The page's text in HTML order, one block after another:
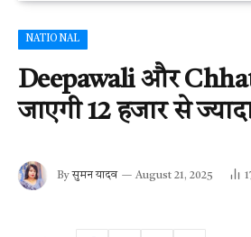
NATIONAL
Deepawali और
जाएगी 12 हजार से
By सुमन यादव August 21, 2025